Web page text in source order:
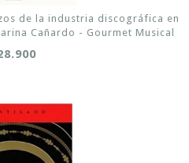
de la industria discográfica en
Cañardo - Gourmet Musical